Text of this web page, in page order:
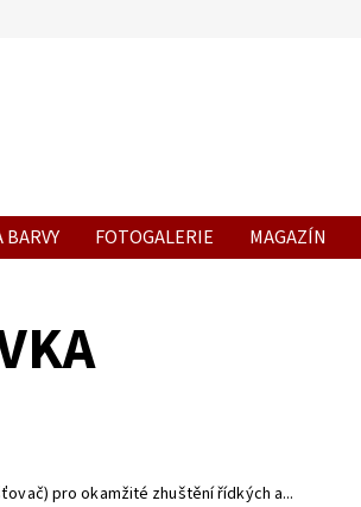
FOTOGALERIE MAGAZÍN
pro okamžité zhuštění řídkých a...